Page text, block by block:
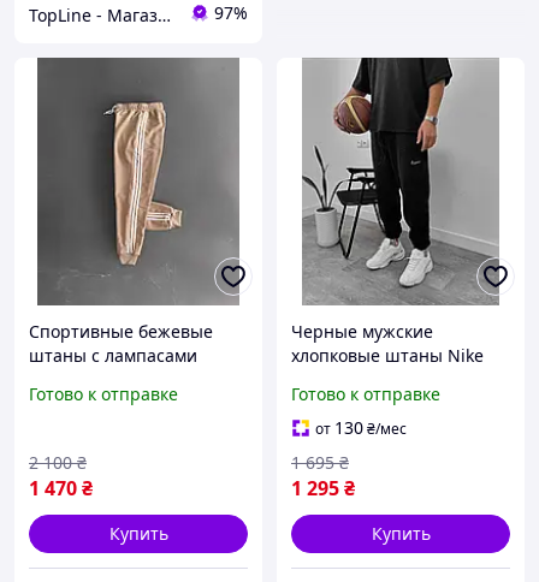
TopLine - Магазин крутых товаров 97%
Спортивные бежевые
штаны с лампасами
штаны бежевого цвета
спортивные штаны с
лампасами
Готово к отправке
1 470₴
2 100 ₴
Купить
Черные мужские
хлопковые штаны Nike
штаны Найк с манжетом,
Качественные штаны для
парня
Готово к отправке
от 130₴/мес
1 295₴
1 695 ₴
Купить